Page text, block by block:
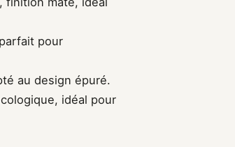
pour
au design épuré.
idéal pour